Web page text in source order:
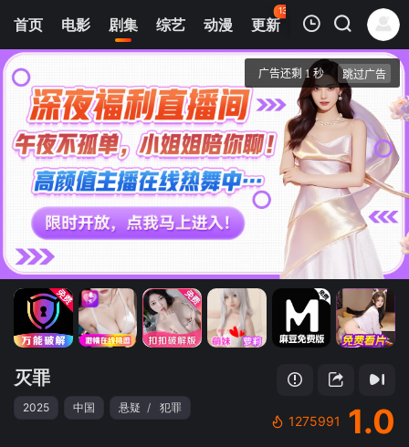
首页 电影 剧集 综艺 动漫 更新
134
热榜 APP
1
灭罪
清空
灭罪
2025 中国 悬疑 / 犯罪
1275991 1.0